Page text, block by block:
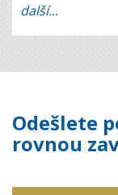
další...
Odešlete
rovnou